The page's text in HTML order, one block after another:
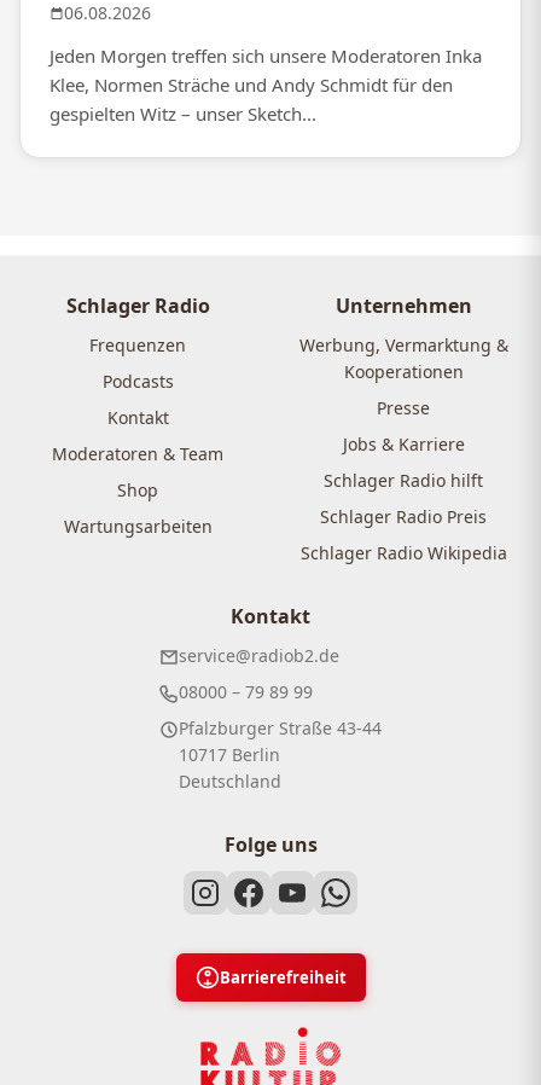
06.08.2026
Jeden Morgen treffen sich unsere Moderatoren Inka
Klee, Normen Sträche und Andy Schmidt für den
gespielten Witz – unser Sketch...
Schlager Radio
Frequenzen
Podcasts
Kontakt
Moderatoren & Team
Shop
Wartungsarbeiten
Unternehmen
Werbung, Vermarktung &
Kooperationen
Presse
Jobs & Karriere
Schlager Radio hilft
Schlager Radio Preis
Schlager Radio Wikipedia
Kontakt
service@radiob2.de
08000 – 79 89 99
Pfalzburger Straße 43-44
10717 Berlin
Deutschland
Folge uns
Barrierefreiheit